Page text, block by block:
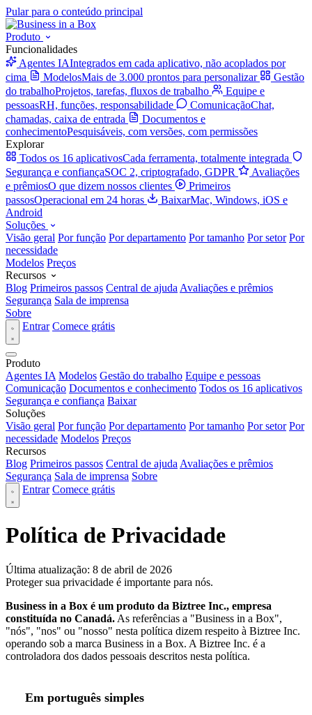
Pular para o conteúdo principal
Produto
Funcionalidades
Agentes IAIntegrados em cada aplicativo, não acoplados por
cima
ModelosMais de 3.000 prontos para personalizar
Gestão
do trabalhoProjetos, tarefas, fluxos de trabalho
Equipe e
pessoasRH, funções, responsabilidade ComunicaçãoChat,
chamadas, caixa de entrada
Documentos e
conhecimentoPesquisáveis, com versões, com permissões
Explorar
Todos os 16 aplicativosCada ferramenta, totalmente integrada
Segurança e confiançaSOC 2, criptografado, GDPR
Avaliações
e prêmiosO que dizem nossos clientes
Primeiros
passosOperacional em 24 horas BaixarMac, Windows, iOS e
Android
Soluções
Visão geral Por função Por departamento Por tamanho Por setor Por
necessidade
Modelos Preços
Recursos
Blog Primeiros passos Central de ajuda Avaliações e prêmios
Segurança Sala de imprensa
Sobre
Entrar Comece grátis
Produto
Agentes IA Modelos Gestão do trabalho Equipe e pessoas
Comunicação Documentos e conhecimento Todos os 16 aplicativos
Segurança e confiança Baixar
Soluções
Visão geral Por função Por departamento Por tamanho Por setor Por
necessidade Modelos Preços
Recursos
Blog Primeiros passos Central de ajuda Avaliações e prêmios
Segurança Sala de imprensa Sobre
Entrar Comece grátis
Política de Privacidade
Última atualização: 8 de abril de 2026
Proteger sua privacidade é importante para nós.
Business in a Box é um produto da Biztree Inc., empresa
constituída no Canadá. As referências a "Business in a Box",
"nós", "nos" ou "nosso" nesta política dizem respeito à Biztree Inc.
operando sob a marca Business in a Box. A Biztree Inc. é a
controladora dos dados pessoais descritos nesta política.
Em português simples